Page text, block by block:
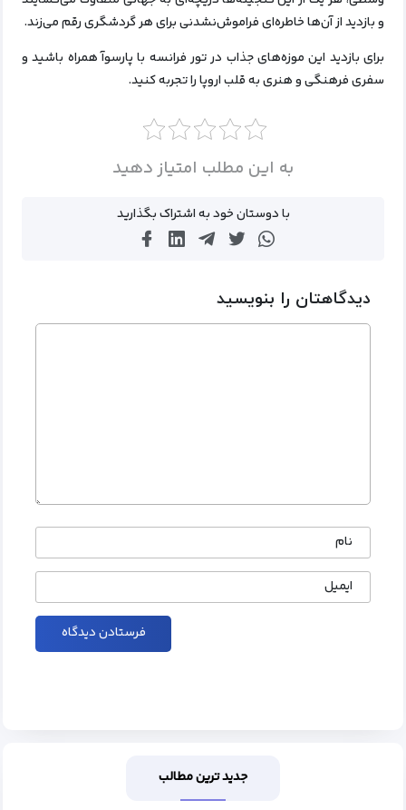
و بازدید از آن‌ها خاطره‌ای فراموش‌نشدنی برای هر گردشگری رقم می‌زند.
برای بازدید این موزه‌های جذاب در تور فرانسه با پارسوآ همراه باشید و
سفری فرهنگی و هنری به قلب اروپا را تجربه کنید.
به این مطلب امتیاز دهید
با دوستان خود به اشتراک بگذارید
دیدگاهتان را بنویسید
نام
ایمیل
جدید ترین مطالب